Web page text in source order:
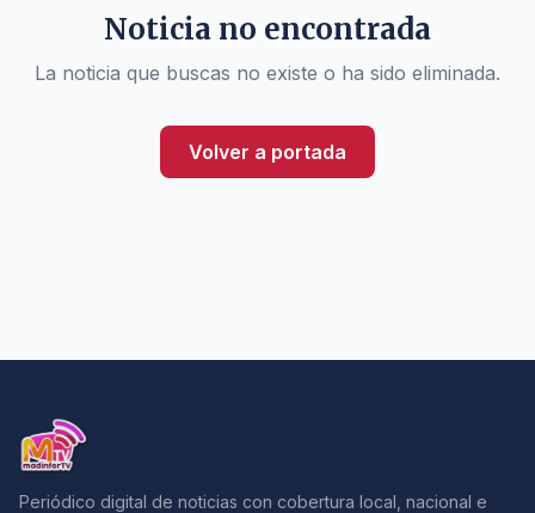
Noticia no encontrada
La noticia que buscas no existe o ha sido eliminada.
Volver a portada
Periódico digital de noticias con cobertura local, nacional e